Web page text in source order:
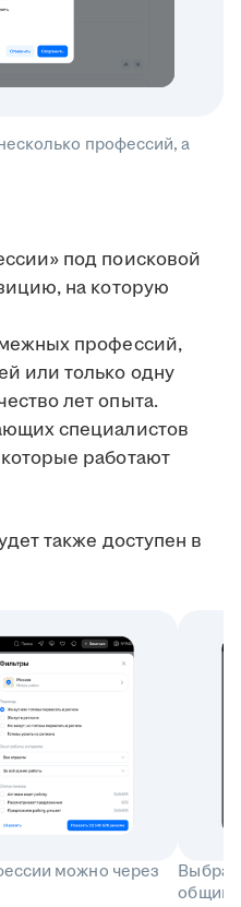
профессий, а
под поисковой
на которую
профессий,
или только одну
лет опыта.
специалистов
работают
также доступен в
можно через
общий